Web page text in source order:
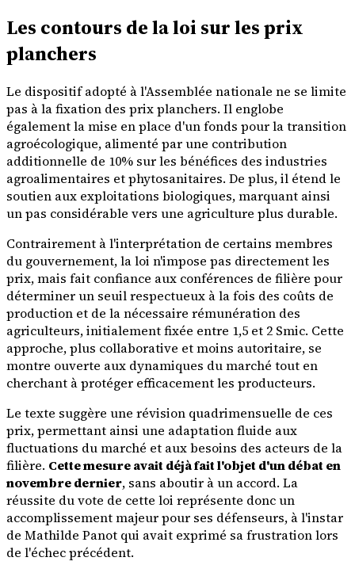
Les contours de la loi sur les prix
planchers
Le dispositif adopté à l'Assemblée nationale ne se limite
pas à la fixation des prix planchers. Il englobe
également la mise en place d'un fonds pour la transition
agroécologique, alimenté par une contribution
additionnelle de 10% sur les bénéfices des industries
agroalimentaires et phytosanitaires. De plus, il étend le
soutien aux exploitations biologiques, marquant ainsi
un pas considérable vers une agriculture plus durable.
Contrairement à l'interprétation de certains membres
du gouvernement, la loi n'impose pas directement les
prix, mais fait confiance aux conférences de filière pour
déterminer un seuil respectueux à la fois des coûts de
production et de la nécessaire rémunération des
agriculteurs, initialement fixée entre 1,5 et 2 Smic. Cette
approche, plus collaborative et moins autoritaire, se
montre ouverte aux dynamiques du marché tout en
cherchant à protéger efficacement les producteurs.
Le texte suggère une révision quadrimensuelle de ces
prix, permettant ainsi une adaptation fluide aux
fluctuations du marché et aux besoins des acteurs de la
filière. Cette mesure avait déjà fait l'objet d'un débat en
novembre dernier, sans aboutir à un accord. La
réussite du vote de cette loi représente donc un
accomplissement majeur pour ses défenseurs, à l'instar
de Mathilde Panot qui avait exprimé sa frustration lors
de l'échec précédent.